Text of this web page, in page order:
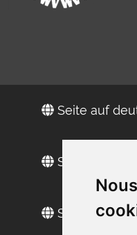
Seite auf
Site in
Sitio web en